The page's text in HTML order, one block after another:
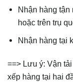
Nhận hàng tận
hoặc trên trụ
Nhận hàng tại
==> Lưu ý: Vận
xếp hàng tại hai